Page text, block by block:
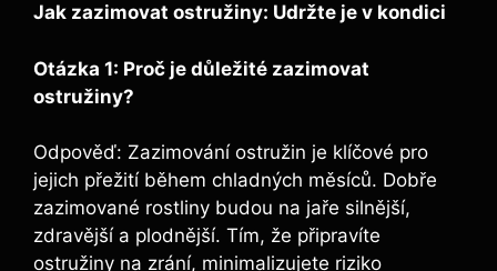
Jak zazimovat ostružiny: Udržte je v kondici
Otázka 1: Proč je důležité zazimovat
ostružiny?
Odpověď: Zazimování ostružin je klíčové pro
jejich přežití během chladných měsíců. Dobře
zazimované rostliny budou na jaře silnější,
zdravější a plodnější. Tím, že připravíte
ostružiny na zrání, minimalizujete riziko